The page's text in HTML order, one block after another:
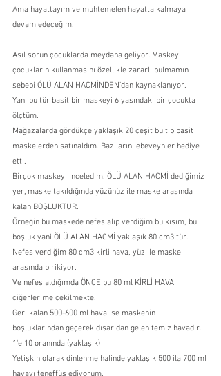
Ama hayattayım ve muhtemelen hayatta kalmaya
devam edeceğim.
Asıl sorun çocuklarda meydana geliyor. Maskeyi
çocukların kullanmasını özellikle zararlı bulmamın
sebebi ÖLÜ ALAN HACMİNDEN'dan kaynaklanıyor.
Yani bu tür basit bir maskeyi 6 yaşındaki bir çocukta
ölçtüm.
Mağazalarda gördükçe yaklaşık 20 çeşit bu tip basit
maskelerden satınaldım. Bazılarını ebeveynler hediye
etti.
Birçok maskeyi inceledim. ÖLÜ ALAN HACMİ dediğimiz
yer, maske takıldığında yüzünüz ile maske arasında
kalan BOŞLUKTUR.
Örneğin bu maskede nefes alıp verdiğim bu kısım, bu
boşluk yani ÖLÜ ALAN HACMİ yaklaşık 80 cm3 tür.
Nefes verdiğim 80 cm3 kirli hava, yüz ile maske
arasında birikiyor.
Ve nefes aldığımda ÖNCE bu 80 ml KİRLİ HAVA
ciğerlerime çekilmekte.
Geri kalan 500-600 ml hava ise maskenin
boşluklarından geçerek dışarıdan gelen temiz havadır.
1'e 10 oranında (yaklaşık)
Yetişkin olarak dinlenme halinde yaklaşık 500 ila 700 ml
havayı teneffüs ediyorum.